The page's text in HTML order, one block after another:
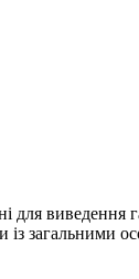
для виведення
загальними